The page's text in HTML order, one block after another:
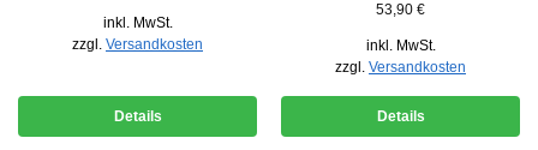
inkl. MwSt.
zzgl. Versandkosten
Details
53,90 €
inkl. MwSt.
zzgl. Versandkosten
Details